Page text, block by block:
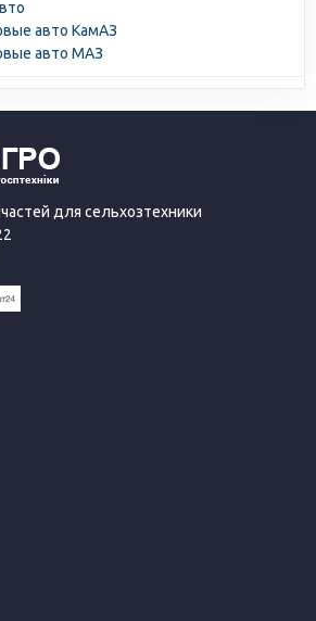
авто КамАЗ
авто МАЗ
для сельхозтехники